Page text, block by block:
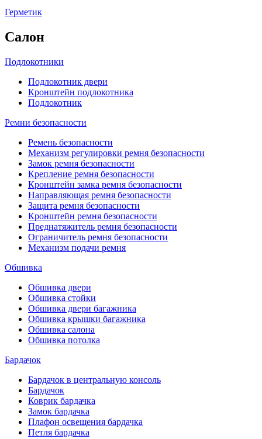
Герметик
Салон
Подлокотники
Подлокотник двери
Кронштейн подлокотника
Подлокотник
Ремни безопасности
Ремень безопасности
Механизм регулировки ремня безопасности
Замок ремня безопасности
Крепление ремня безопасности
Кронштейн замка ремня безопасности
Направляющая ремня безопасности
Защита ремня безопасности
Кронштейн ремня безопасности
Преднатяжитель ремня безопасности
Ограничитель ремня безопасности
Механизм подачи ремня
Обшивка
Обшивка двери
Обшивка стойки
Обшивка двери багажника
Обшивка крышки багажника
Обшивка салона
Обшивка потолка
Бардачок
Бардачок в центральную консоль
Бардачок
Коврик бардачка
Замок бардачка
Плафон освещения бардачка
Петля бардачка